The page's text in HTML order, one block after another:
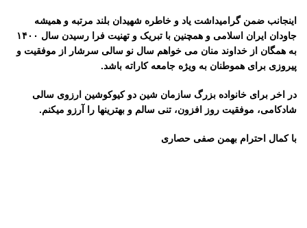
اینجانب ضمن گرامیداشت یاد و خاطره شهیدان بلند مرتبه و همیشه
جاودان ایران اسلامی و همچنین با تبریک و تهنیت فرا رسیدن سال ۱۴۰۰
به همگان از خداوند منان می خواهم سال نو سالی سرشار از موفقیت و
پیروزی برای هموطنان به ویژه جامعه کاراته باشد.
در اخر برای خانواده بزرگ سازمان شین دو کیوکوشین ارزوی سالی
شادکامی، موفقیت روز افزون، تنی سالم و بهترینها را آرزو میکنم.
با کمال احترام بهمن صفی حصاری